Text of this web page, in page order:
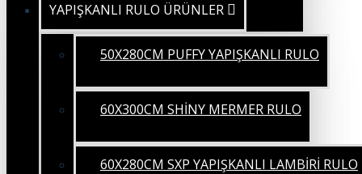
YAPIŞKANLI RULO ÜRÜNLER
50X280CM PUFFY YAPIŞKANLI RULO
60X300CM SHİNY MERMER RULO
60X280CM SXP YAPIŞKANLI LAMBİRİ RULO